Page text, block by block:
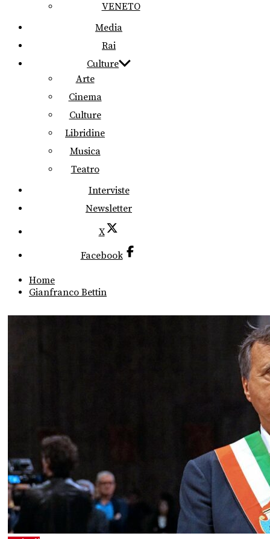
VENETO
Media
Rai
Culture
Arte
Cinema
Culture
Libridine
Musica
Teatro
Interviste
Newsletter
X
Facebook
Home
Gianfranco Bettin